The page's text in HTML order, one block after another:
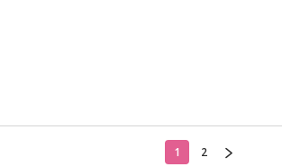
1 2